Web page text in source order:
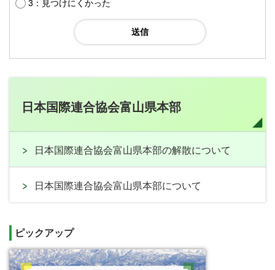
3：見つけにくかった
日本国際連合協会富山県本部
日本国際連合協会富山県本部の解散について
日本国際連合協会富山県本部について
ピックアップ